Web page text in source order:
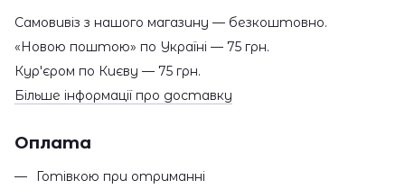
Самовивіз з нашого магазину — безкоштовно.
«Новою поштою» по Україні — 75 грн.
Кур'єром по Києву — 75 грн.
Більше інформації про доставку
Оплата
Готівкою при отриманні